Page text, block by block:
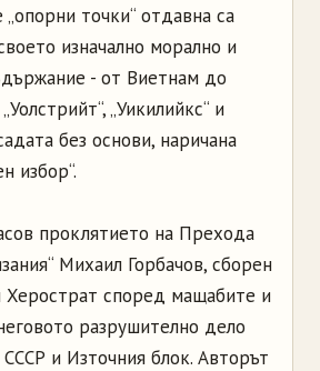
точки“ отдавна са
изначално морално и
- от Виетнам до
„Уикилийкс“ и
без основи, наричана
избор“.
проклятието на Прехода
Михаил Горбачов, сборен
според мащабите и
разрушително дело
и Източния блок. Авторът